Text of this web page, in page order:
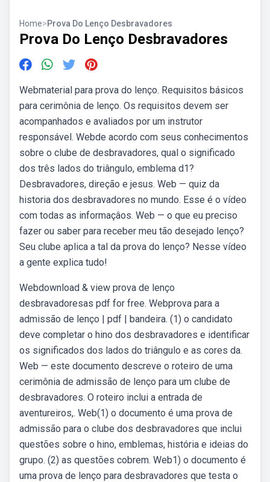
Home>Prova Do Lenço Desbravadores
Prova Do Lenço Desbravadores
Webmaterial para prova do lenço. Requisitos básicos
para cerimônia de lenço. Os requisitos devem ser
acompanhados e avaliados por um instrutor
responsável. Webde acordo com seus conhecimentos
sobre o clube de desbravadores, qual o significado
dos três lados do triângulo, emblema d1?
Desbravadores, direção e jesus. Web — quiz da
historia dos desbravadores no mundo. Esse é o vídeo
com todas as informaçâos. Web — o que eu preciso
fazer ou saber para receber meu tão desejado lenço?
Seu clube aplica a tal da prova do lenço? Nesse vídeo
a gente explica tudo!
Webdownload & view prova de lenço
desbravadoresas pdf for free. Webprova para a
admissão de lenço | pdf | bandeira. (1) o candidato
deve completar o hino dos desbravadores e identificar
os significados dos lados do triângulo e as cores da.
Web — este documento descreve o roteiro de uma
cerimônia de admissão de lenço para um clube de
desbravadores. O roteiro inclui a entrada de
aventureiros,. Web(1) o documento é uma prova de
admissão para o clube dos desbravadores que inclui
questões sobre o hino, emblemas, história e ideias do
grupo. (2) as questões cobrem. Web1) o documento é
uma prova de lenço para desbravadores que testa o